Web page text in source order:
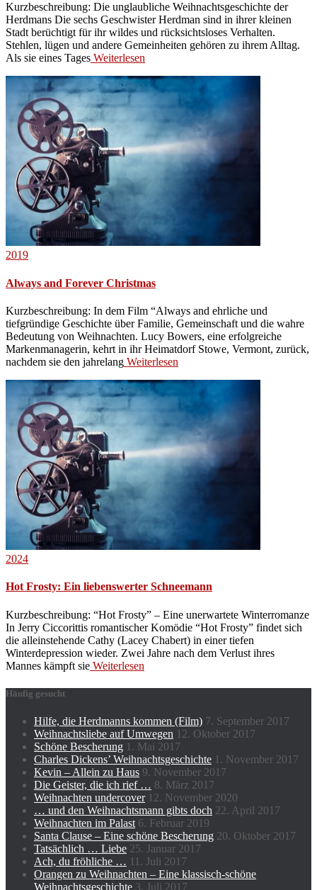
Kurzbeschreibung: Die unglaubliche Weihnachtsgeschichte der
Herdmans Die sechs Geschwister Herdman sind in ihrer kleinen
Stadt berüchtigt für ihr wildes und rücksichtsloses Verhalten.
Stehlen, lügen und andere Gemeinheiten gehören zu ihrem Alltag.
Als sie eines Tages Weiterlesen
2019
Always and Forever Christmas
Kurzbeschreibung: In dem Film “Always and ehrliche und
tiefgründige Geschichte über Familie, Gemeinschaft und die wahre
Bedeutung von Weihnachten. Lucy Bowers, eine erfolgreiche
Markenmanagerin, kehrt in ihr Heimatdorf Stowe, Vermont, zurück,
nachdem sie den jahrelang Weiterlesen
2024
Hot Frosty: Ein liebenswerter Schneemann
Kurzbeschreibung: “Hot Frosty” – Eine unerwartete Winterromanze
In Jerry Ciccorittis romantischer Komödie “Hot Frosty” findet sich
die alleinstehende Cathy (Lacey Chabert) in einer tiefen
Winterdepression wieder. Zwei Jahre nach dem Verlust ihres
Mannes kämpft sie Weiterlesen
Häufig gesucht
Hilfe, die Herdmanns kommen (Film) 7. September 2017
Weihnachtsliebe auf Umwegen 12. Oktober 2017
Schöne Bescherung 1. Mai 2017
Charles Dickens’ Weihnachtsgeschichte 1. November 2017
Kevin – Allein zu Haus 9. November 2017
Die Geister, die ich rief … 8. März 2017
Weihnachten undercover 12. November 2020
… und den Weihnachtsmann gibts doch 22. April 2017
Weihnachten im Palast 6. Februar 2019
Santa Clause – Eine schöne Bescherung 20. Oktober 2017
Tatsächlich … Liebe 25. Januar 2017
Ach, du fröhliche … 11. Juli 2017
Orangen zu Weihnachten – Eine klassisch-schöne
Weihnachtsgeschichte 3. Juli 2017